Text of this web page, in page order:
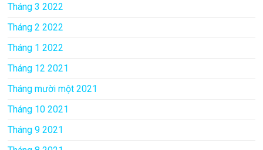
Tháng 3 2022
Tháng 2 2022
Tháng 1 2022
Tháng 12 2021
Tháng mười một 2021
Tháng 10 2021
Tháng 9 2021